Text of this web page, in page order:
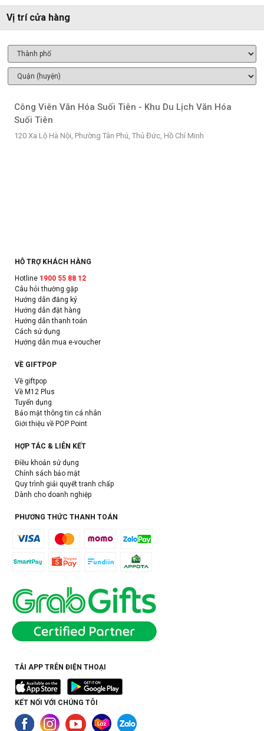
Vị trí cửa hàng
Công Viên Văn Hóa Suối Tiên - Khu Du Lịch Văn Hóa
Suối Tiên
120 Xa Lộ Hà Nội, Phường Tân Phú, Thủ Đức, Hồ Chí Minh
HỖ TRỢ KHÁCH HÀNG
Hotline 1900 55 88 12
Câu hỏi thường gặp
Hướng dẫn đăng ký
Hướng dẫn đặt hàng
Hướng dẫn thanh toán
Cách sử dụng
Hướng dẫn mua e-voucher
VỀ GIFTPOP
Về giftpop
Về M12 Plus
Tuyển dụng
Bảo mật thông tin cá nhân
Giới thiệu về POP Point
HỢP TÁC & LIÊN KẾT
Điều khoản sử dụng
Chính sách bảo mật
Quy trình giải quyết tranh chấp
Dành cho doanh nghiệp
PHƯƠNG THỨC THANH TOÁN
TẢI APP TRÊN ĐIỆN THOẠI
KẾT NỐI VỚI CHÚNG TÔI